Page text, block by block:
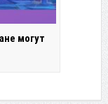
могут